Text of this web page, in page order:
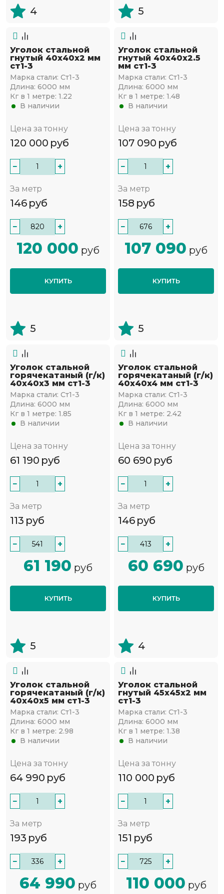
4 5
Уголок стальной
гнутый 40х40x2 мм
ст1-3
Марка стали: Ст1-3
Длина: 6000 мм
Кг в 1 метре: 1.22
В наличии
Цена за тонну
120 000 руб
− +
За метр
146 руб
− +
120 000 руб
КУПИТЬ
5
Уголок стальной
гнутый 40х40x2.5
мм ст1-3
Марка стали: Ст1-3
Длина: 6000 мм
Кг в 1 метре: 1.48
В наличии
Цена за тонну
107 090 руб
− +
За метр
158 руб
− +
107 090 руб
КУПИТЬ
5
Уголок стальной
горячекатаный (г/к)
40х40x3 мм ст1-3
Марка стали: Ст1-3
Длина: 6000 мм
Кг в 1 метре: 1.85
В наличии
Цена за тонну
61 190 руб
− +
За метр
113 руб
− +
61 190 руб
КУПИТЬ
5
Уголок стальной
горячекатаный (г/к)
40х40x4 мм ст1-3
Марка стали: Ст1-3
Длина: 6000 мм
Кг в 1 метре: 2.42
В наличии
Цена за тонну
60 690 руб
− +
За метр
146 руб
− +
60 690 руб
КУПИТЬ
4
Уголок стальной
горячекатаный (г/к)
40х40x5 мм ст1-3
Марка стали: Ст1-3
Длина: 6000 мм
Кг в 1 метре: 2.98
В наличии
Цена за тонну
64 990 руб
− +
За метр
193 руб
− +
64 990 руб
Уголок стальной
гнутый 45х45x2 мм
ст1-3
Марка стали: Ст1-3
Длина: 6000 мм
Кг в 1 метре: 1.38
В наличии
Цена за тонну
110 000 руб
− +
За метр
151 руб
− +
110 000 руб